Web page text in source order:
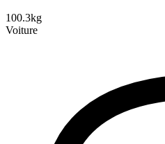
100.3kg
Voiture